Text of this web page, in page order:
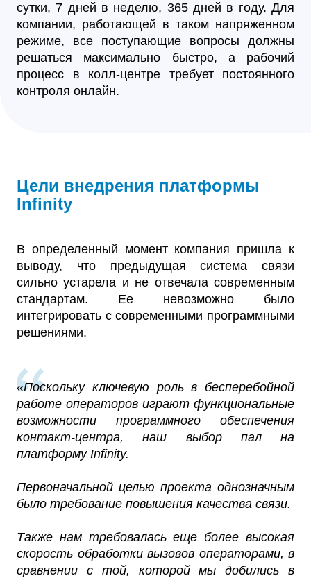
сутки, 7 дней в неделю, 365 дней в году. Для
компании, работающей в таком напряженном
режиме, все поступающие вопросы должны
решаться максимально быстро, а рабочий
процесс в колл-центре требует постоянного
контроля онлайн.
Цели внедрения платформы
Infinity
В определенный момент компания пришла к
выводу, что предыдущая система связи
сильно устарела и не отвечала современным
стандартам. Ее невозможно было
интегрировать с современными программными
решениями.
«Поскольку ключевую роль в бесперебойной
работе операторов играют функциональные
возможности программного обеспечения
контакт-центра, наш выбор пал на
платформу Infinity.
Первоначальной целью проекта однозначным
было требование повышения качества связи.
Также нам требовалась еще более высокая
скорость обработки вызовов операторами, в
сравнении с той, которой мы добились в